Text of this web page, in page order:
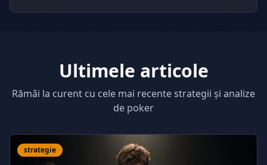
Ultimele articole
Rămâi la curent cu cele mai recente strategii și analize
de poker
strategie